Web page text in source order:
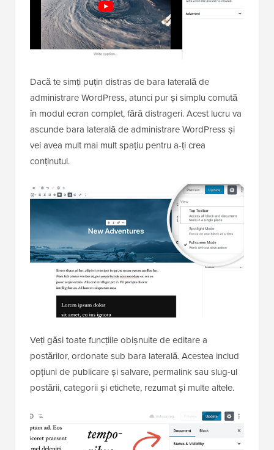
Dacă te simți puțin distras de bara laterală de
administrare WordPress, atunci pur și simplu comută
în modul ecran complet, fără distrageri. Acest lucru va
ascunde bara laterală de administrare WordPress și
vei avea mult mai mult spațiu pentru a-ți crea
conținutul.
Veți găsi toate funcțiile obișnuite de editare a
postărilor, ordonate sub bara laterală. Acestea includ
opțiuni de publicare și salvare, permalink sau slug-ul
postării, categorii și etichete, rezumat și multe altele.